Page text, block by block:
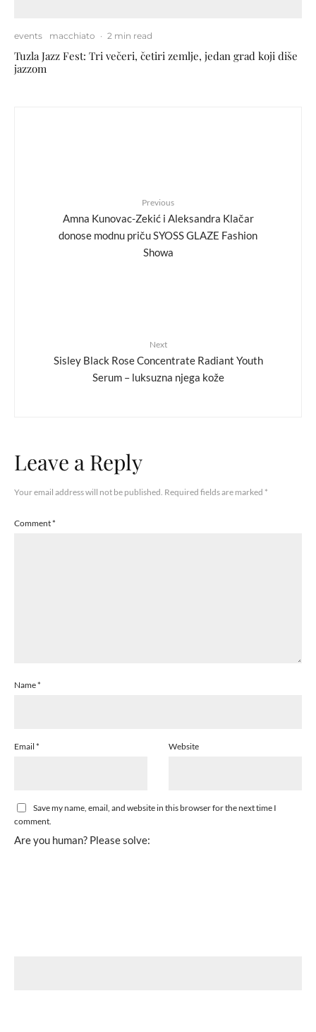
events macchiato · 2 min read
Tuzla Jazz Fest: Tri večeri, četiri zemlje, jedan grad koji diše
jazzom
Previous
Amna Kunovac-Zekić i Aleksandra Klačar
donose modnu priču SYOSS GLAZE Fashion
Showa
Next
Sisley Black Rose Concentrate Radiant Youth
Serum – luksuzna njega kože
Leave a Reply
Your email address will not be published. Required fields are marked *
Comment*
Name*
Email * Website
Save my name, email, and website in this browser for the next time I
comment.
Are you human? Please solve: